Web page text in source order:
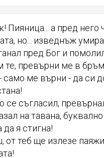
Пияница... а пред него
но... изведнъж умира.
пред Бог и
те, превърни ме в
ме върни - да си
се съгласил,
на тавана,
да я стигна!
от теб ще излезе